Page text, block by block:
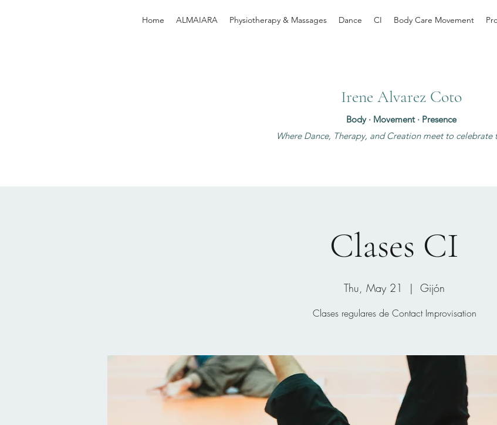
Home ALMAIARA Physiotherapy & Massages Dance CI Body Care Movement
Irene Alvarez Coto
Body · Movement · Presence
Where Dance, Therapy, and Creation meet to celebrate
Clases CI
Thu, May 21
  |
Gijón
Clases regulares de Contact Improvisation